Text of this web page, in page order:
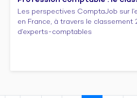
Les perspectives ComptaJob sur
en France, à travers le classement
d’experts-comptables